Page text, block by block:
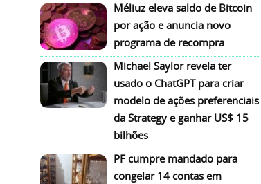
Méliuz eleva saldo de Bitcoin
por ação e anuncia novo
programa de recompra
Michael Saylor revela ter
usado o ChatGPT para criar
modelo de ações preferenciais
da Strategy e ganhar US$ 15
bilhões
PF cumpre mandado para
congelar 14 contas em